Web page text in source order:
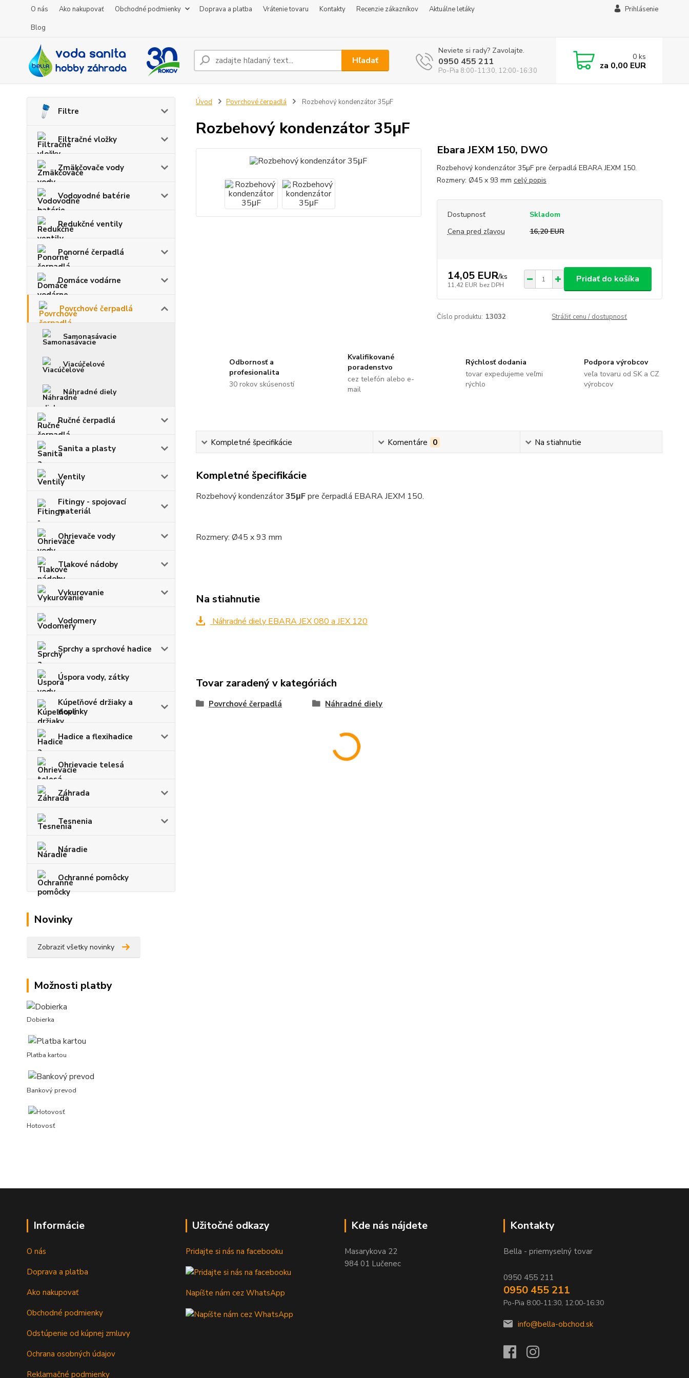
O nás Ako nakupovať Obchodné podmienky Doprava a platba Vrátenie tovaru Kontakty Recenzie zákazníkov
Aktuálne letáky
Blog
Prihlásenie
Hľadať
Neviete si rady? Zavolajte.
0950 455 211
Po-Pia 8:00-11:30, 12:00-16:30
0 ks
za 0,00 EUR
Filtre
Filtračné vložky
Zmäkčovače vody
Vodovodné batérie
Redukčné ventily
Ponorné čerpadlá
Domáce vodárne
Povrchové čerpadlá
Samonasávacie
Viacúčelové
Náhradné diely
Ručné čerpadlá
Sanita a plasty
Ventily
Fitingy - spojovací
materiál
Ohrievače vody
Tlakové nádoby
Vykurovanie
Vodomery
Sprchy a sprchové hadice
Úspora vody, zátky
Kúpeľňové držiaky a
doplnky
Hadice a flexihadice
Ohrievacie telesá
Záhrada
Tesnenia
Náradie
Ochranné pomôcky
Novinky
Zobraziť všetky novinky
Možnosti platby
Dobierka
Platba kartou
Bankový prevod
Hotovosť
Úvod Povrchové čerpadlá Rozbehový kondenzátor 35μF
Rozbehový kondenzátor 35μF
Ebara JEXM 150, DWO
Rozbehový kondenzátor 35μF pre čerpadlá EBARA JEXM 150.
Rozmery: Ø45 x 93 mm celý popis
Dostupnosť
Skladom
Cena pred zľavou
16,20 EUR
14,05 EUR/ks
11,42 EUR bez DPH
Pridať do košíka
Číslo produktu: 13032 Strážiť cenu / dostupnosť
Odbornosť a
profesionalita
30 rokov skúseností
Kvalifikované
poradenstvo
cez telefón alebo e-
mail
Rýchlosť dodania
tovar expedujeme veľmi
rýchlo
Podpora výrobcov
veľa tovaru od SK a CZ
výrobcov
Kompletné špecifikácie Komentáre 0 Na stiahnutie
Kompletné špecifikácie
Rozbehový kondenzátor35μFpre čerpadlá EBARA JEXM 150.
Rozmery: Ø45 x 93 mm
Na stiahnutie
Náhradné diely EBARA JEX 080 a JEX 120
Tovar zaradený v kategóriách
Povrchové čerpadlá Náhradné diely
Informácie
O nás
Doprava a platba
Ako nakupovať
Obchodné podmienky
Odstúpenie od kúpnej zmluvy
Ochrana osobných údajov
Reklamačné podmienky
Užitočné odkazy
Pridajte si nás na facebooku
Napíšte nám cez WhatsApp
Kde nás nájdete
Masarykova 22
984 01 Lučenec
Kontakty
Bella - priemyselný tovar
0950 455 211
0950 455 211
Po-Pia 8:00-11:30, 12:00-16:30
info@bella-obchod.sk